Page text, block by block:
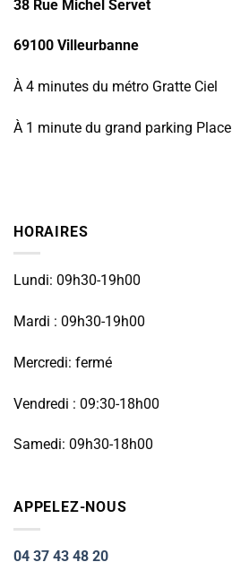
38 Rue Michel Servet
69100 Villeurbanne
À 4 minutes du métro Gratte Ciel
À 1 minute du grand parking
HORAIRES
Lundi: 09h30-19h00
Mardi : 09h30-19h00
Mercredi: fermé
Vendredi : 09:30-18h00
Samedi: 09h30-18h00
APPELEZ-NOUS
04 37 43 48 20